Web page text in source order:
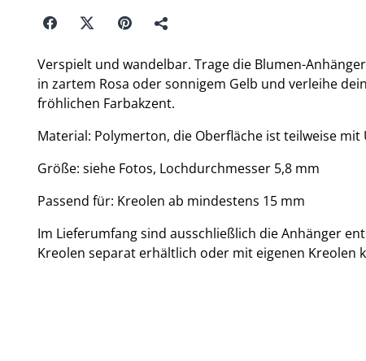
Verspielt und wandelbar. Trage die Blumen-
in zartem Rosa oder sonnigem Gelb und verleihe
fröhlichen Farbakzent.
Material: Polymerton, die Oberfläche ist teilweise mit
Größe: siehe Fotos, Lochdurchmesser 5,8 mm
Passend für: Kreolen ab mindestens 15 mm
Im Lieferumfang sind ausschließlich die Anhänger
Kreolen separat erhältlich oder mit eigenen Kreolen